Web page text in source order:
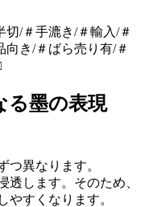
切/＃手漉き/＃輸入/＃
き/＃ばら売り有/＃
る墨の表現
つ異なります。
透します。そのため、
やすくなります。